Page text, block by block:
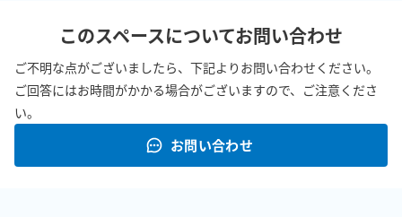
このスペースについてお問い合わせ
ご不明な点がございましたら、下記よりお問い合わせください。
ご回答にはお時間がかかる場合がございますので、ご注意くださ
い。
お問い合わせ